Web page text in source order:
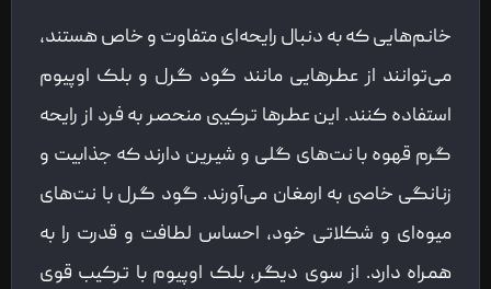
خانم‌هایی که به دنبال رایحه‌ای متفاوت و خاص هستند،
می‌توانند از عطرهایی مانند گود گرل و بلک اوپیوم
استفاده کنند. این عطرها ترکیبی منحصر به فرد از رایحه
گرم قهوه با نت‌های گلی و شیرین دارند که جذابیت و
زنانگی خاصی به ارمغان می‌آورند. گود گرل با نت‌های
میوه‌ای و شکلاتی خود، احساس لطافت و قدرت را به
همراه دارد. از سوی دیگر، بلک اوپیوم با ترکیب قوی